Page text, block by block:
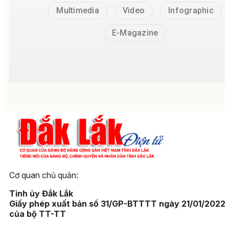
Multimedia Video Infographic
E-Magazine
Cơ quan chủ quản:
Tỉnh ủy Đắk Lắk
Giấy phép xuất bản số 31/GP-BTTTT ngày 21/01/2022
của bộ TT-TT